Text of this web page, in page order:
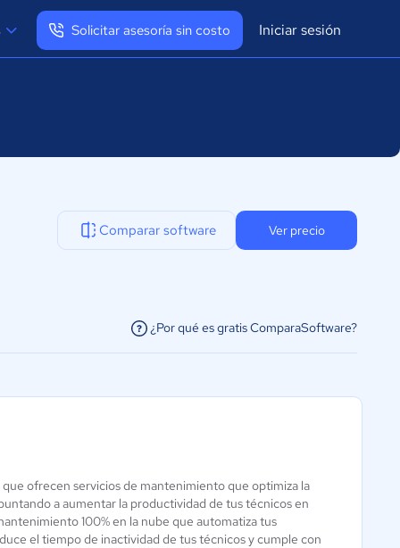
Solicitar asesoría sin costo Iniciar sesión
Comparar software Ver precio
¿Por qué es gratis ComparaSoftware?
SVISION
5 / 5
QS - CMMS
para la industria
de la salud
ofrecen servicios de mantenimiento que optimiza la
a aumentar la productividad de tus técnicos en
100% en la nube que automatiza tus
el tiempo de inactividad de tus técnicos y cumple con